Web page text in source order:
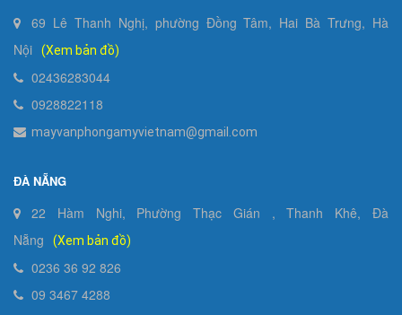
69 Lê Thanh Nghị, phường Đồng Tâm, Hai Bà Trưng, Hà
Nội
(Xem bản đồ)
02436283044
0928822118
mayvanphongamyvietnam@gmail.com
ĐÀ NẴNG
22 Hàm Nghi, Phường Thạc Gián , Thanh Khê, Đà
Nẵng
(Xem bản đồ)
0236 36 92 826
09 3467 4288